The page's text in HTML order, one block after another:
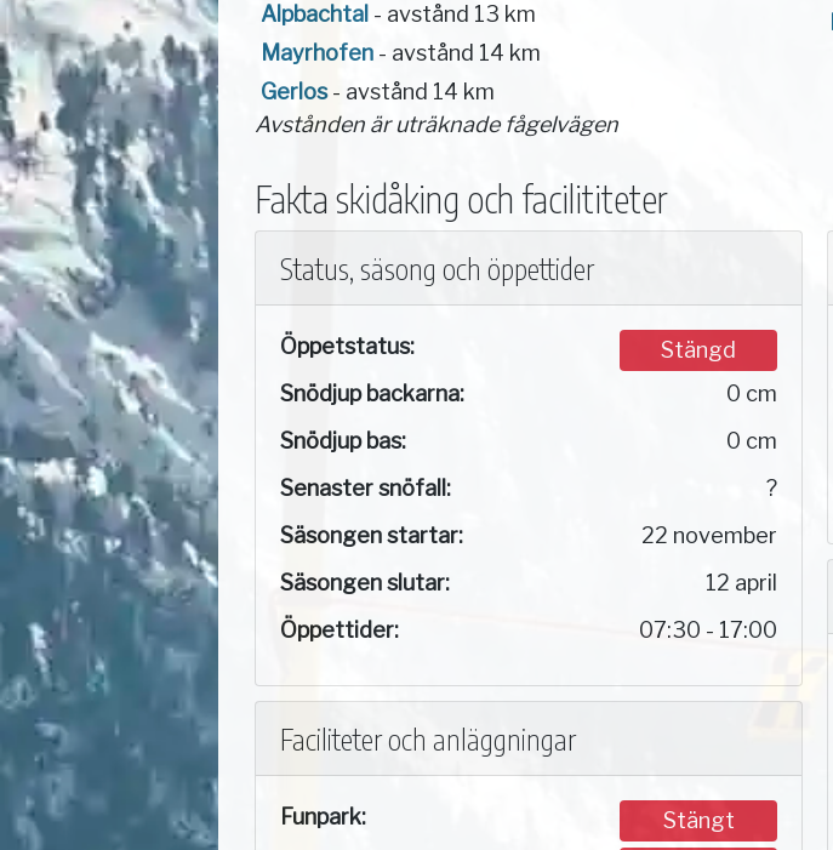
Alpbachtal - avstånd 13 km
Mayrhofen - avstånd 14 km
Gerlos- avstånd 14 km
Avstånden är uträknade fågelvägen
Fakta skidåking och facilititeter
Status, säsong och öppettider
Öppetstatus:
Stängd
Snödjup backarna:
0 cm
Snödjup bas:
0 cm
Senaster snöfall:
?
Säsongen startar:
22 november
Säsongen slutar:
12 april
Öppettider:
07:30 - 17:00
Faciliteter och anläggningar
Funpark:
Stängt